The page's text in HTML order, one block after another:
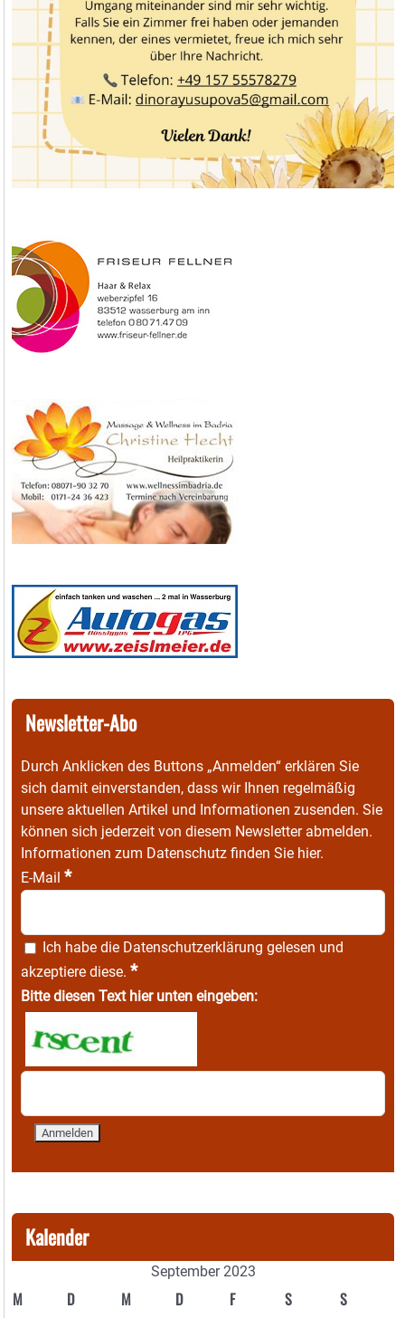
Newsletter-Abo
Durch Anklicken des Buttons „Anmelden“ erklären Sie
sich damit einverstanden, dass wir Ihnen regelmäßig
unsere aktuellen Artikel und Informationen zusenden. Sie
können sich jederzeit von diesem Newsletter abmelden.
Informationen zum Datenschutz finden Sie hier.
E-Mail *
Ich habe die Datenschutzerklärung gelesen und
akzeptiere diese. *
Bitte diesen Text hier unten eingeben:
Kalender
September 2023
M D M D F S S